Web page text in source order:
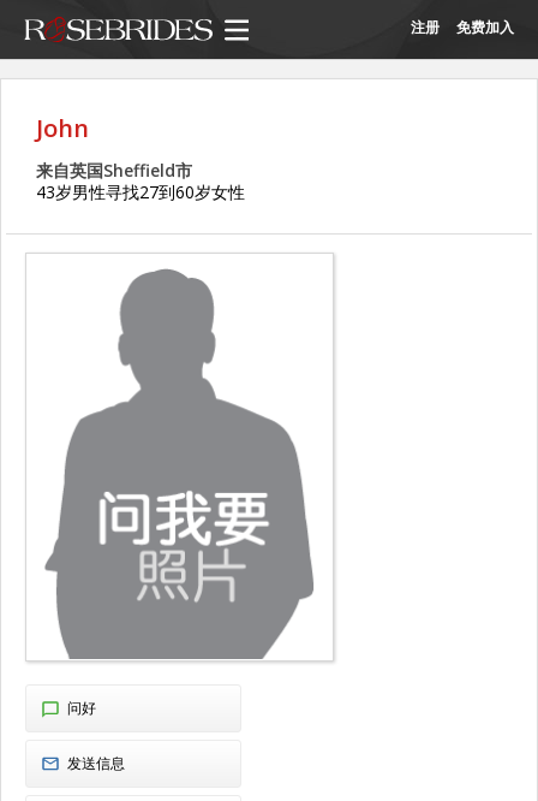
注册 免费加入
John
来自英国Sheffield市
43岁男性寻找27到60岁女性
问好
发送信息